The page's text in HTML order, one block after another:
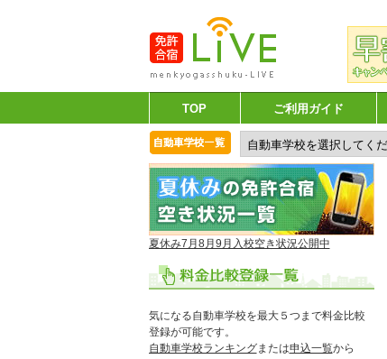
TOP ご利用ガイド
夏休み7月8月9月入校空き状況公開中
気になる自動車学校を最大５つまで料金比較
登録が可能です。
自動車学校ランキングまたは申込一覧から